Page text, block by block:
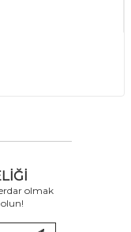
olmak